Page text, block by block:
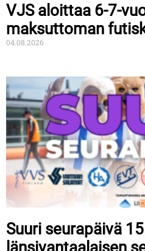
VJS aloittaa 6-7-
maksuttoman
04.08.2026
Suuri seurapäivä
länsivantaalaisen